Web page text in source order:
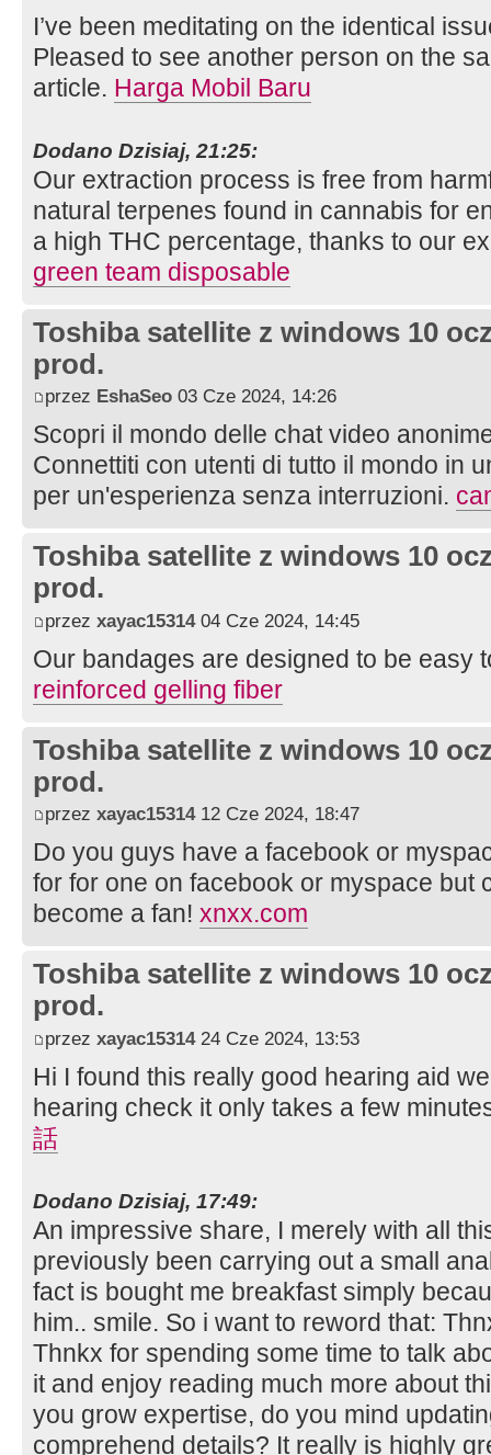
I’ve been meditating on the identical
Pleased to see another person on the
article. Harga Mobil Baru
Dodano Dzisiaj, 21:25:
Our extraction process is free from
natural terpenes found in cannabis for
a high THC percentage, thanks to our
green team disposable
Toshiba satellite z windows 10
prod.
przez EshaSeo 03 Cze 2024, 14:26
Scopri il mondo delle chat video
Connettiti con utenti di tutto il mondo in
per un'esperienza senza interruzioni.
Toshiba satellite z windows 10
prod.
przez xayac1531404 Cze 2024, 14:45
Our bandages are designed to be easy
reinforced gelling fiber
Toshiba satellite z windows 10
prod.
przez xayac1531412 Cze 2024, 18:47
Do you guys have a facebook or
for for one on facebook or myspace but
become a fan! xnxx.com
Toshiba satellite z windows 10
prod.
przez xayac1531424 Cze 2024, 13:53
Hi I found this really good hearing aid
hearing check it only takes a few
話
Dodano Dzisiaj, 17:49:
An impressive share, I merely with all
previously been carrying out a small
fact is bought me breakfast simply
him.. smile. So i want to reword that:
Thnkx for spending some time to talk
it and enjoy reading much more about
you grow expertise, do you mind
comprehend details? It really is highly